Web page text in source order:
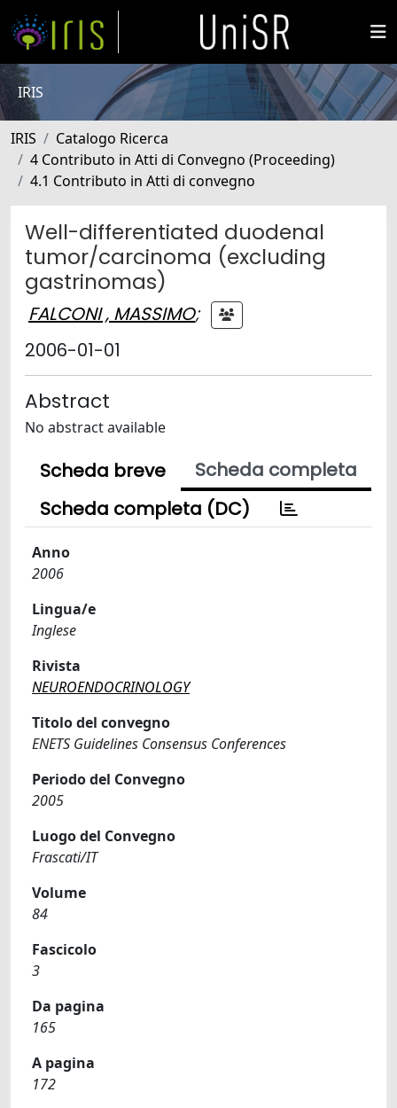
IRIS
IRIS
Catalogo Ricerca
4 Contributo in Atti di Convegno (Proceeding)
4.1 Contributo in Atti di convegno
Well-differentiated duodenal
tumor/carcinoma (excluding
gastrinomas)
FALCONI , MASSIMO;
2006-01-01
Abstract
No abstract available
Scheda breve
Scheda completa
Scheda completa (DC)
Anno
2006
Lingua/e
Inglese
Rivista
NEUROENDOCRINOLOGY
Titolo del convegno
ENETS Guidelines Consensus Conferences
Periodo del Convegno
2005
Luogo del Convegno
Frascati/IT
Volume
84
Fascicolo
3
Da pagina
165
A pagina
172